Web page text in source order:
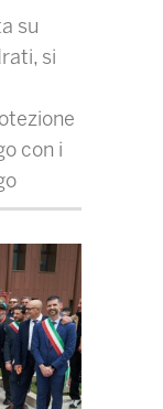
su
si
con i